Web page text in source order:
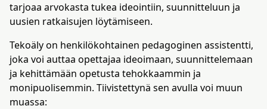
tarjoaa arvokasta tukea ideointiin, suunnitteluun ja
uusien ratkaisujen löytämiseen.
Tekoäly on henkilökohtainen pedagoginen assistentti,
joka voi auttaa opettajaa ideoimaan, suunnittelemaan
ja kehittämään opetusta tehokkaammin ja
monipuolisemmin. Tiivistettynä sen avulla voi muun
muassa: